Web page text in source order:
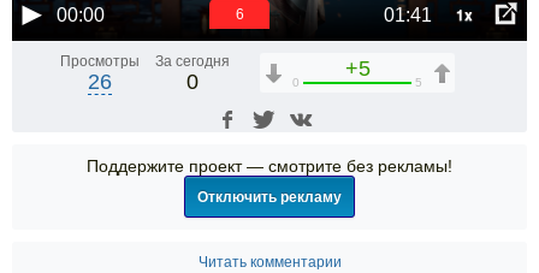
00:00 01:41 1x
5
Просмотры
26
За сегодня
0
+5
0 5
Поддержите проект — смотрите без рекламы!
Отключить рекламу
Читать комментарии